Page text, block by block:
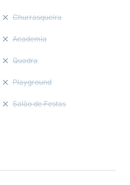
Churrasqueira
Academia
Quadra
Playground
Salão de Festas